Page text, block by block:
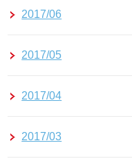
2017/06
2017/05
2017/04
2017/03